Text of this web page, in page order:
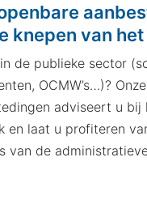
knepen van
de publieke sector
OCMW’s…)?
adviseert u bij
en laat u profiteren
van de